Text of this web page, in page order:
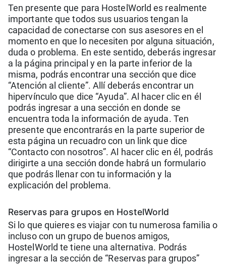
Ten presente que para HostelWorld es realmente
importante que todos sus usuarios tengan la
capacidad de conectarse con sus asesores en el
momento en que lo necesiten por alguna situación,
duda o problema. En este sentido, deberás ingresar
a la página principal y en la parte inferior de la
misma, podrás encontrar una sección que dice
“Atención al cliente”. Allí deberás encontrar un
hipervínculo que dice “Ayuda”. Al hacer clic en él
podrás ingresar a una sección en donde se
encuentra toda la información de ayuda. Ten
presente que encontrarás en la parte superior de
esta página un recuadro con un link que dice
“Contacto con nosotros”. Al hacer clic en él, podrás
dirigirte a una sección donde habrá un formulario
que podrás llenar con tu información y la
explicación del problema.
Reservas para grupos en HostelWorld
Si lo que quieres es viajar con tu numerosa familia o
incluso con un grupo de buenos amigos,
HostelWorld te tiene una alternativa. Podrás
ingresar a la sección de “Reservas para grupos”